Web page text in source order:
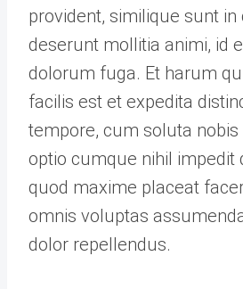
provident, similique sunt
deserunt mollitia animi, id
dolorum fuga. Et harum
facilis est et expedita
tempore, cum soluta nobis
optio cumque nihil impedit
quod maxime placeat
omnis voluptas
dolor repellendus.